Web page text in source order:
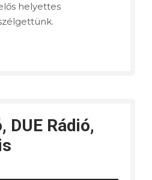
helyettes
DUE Rádió,